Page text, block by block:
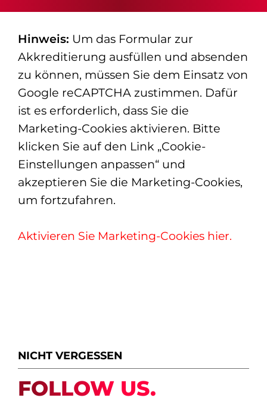
Hinweis: Um das Formular zur
Akkreditierung ausfüllen und absenden
zu können, müssen Sie dem Einsatz von
Google reCAPTCHA zustimmen. Dafür
ist es erforderlich, dass Sie die
Marketing-Cookies aktivieren. Bitte
klicken Sie auf den Link „Cookie-
Einstellungen anpassen“ und
akzeptieren Sie die Marketing-Cookies,
um fortzufahren.
Aktivieren Sie Marketing-Cookies hier.
NICHT VERGESSEN
FOLLOW US.